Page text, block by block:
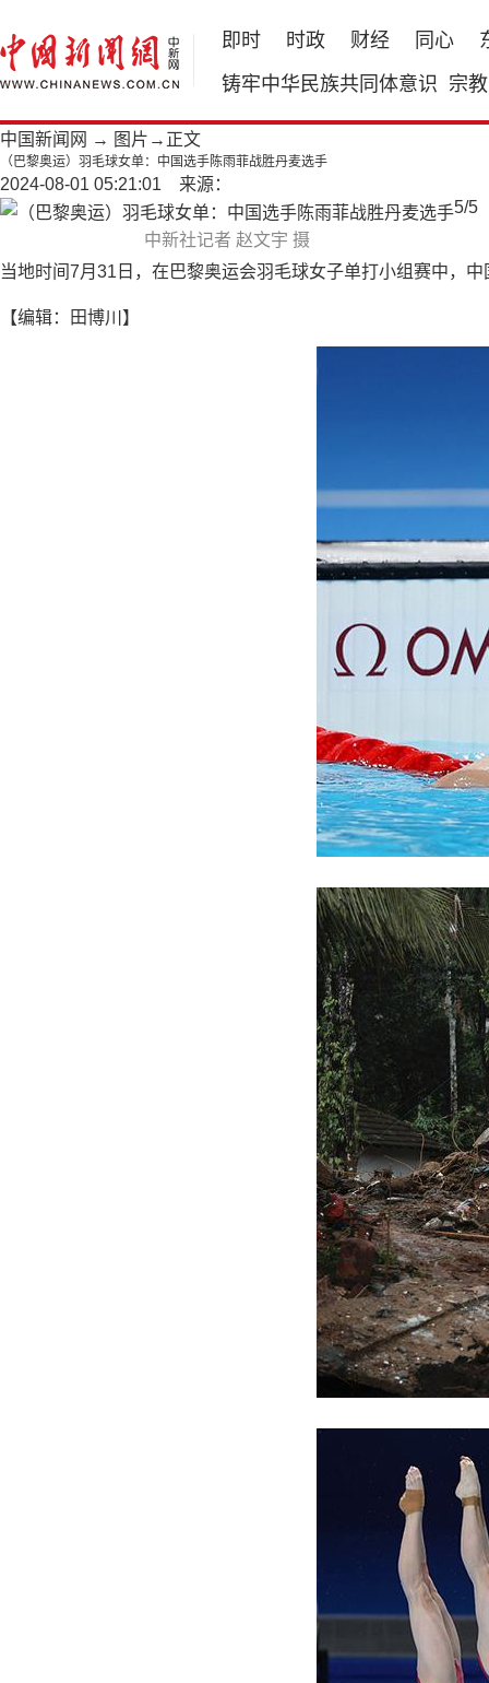
即时 时政 财经 同心
铸牢中华民族共同体意识 宗教
中国新闻网 → 图片 →正文
（巴黎奥运）羽毛球女单：中国选手陈雨菲战胜丹麦选手
2024-08-01 05:21:01 来源：
中新社记者 赵文宇 摄
5/5
当地时间7月31日，在巴黎奥运会羽毛球女子单打小组赛中，
【编辑：田博川】